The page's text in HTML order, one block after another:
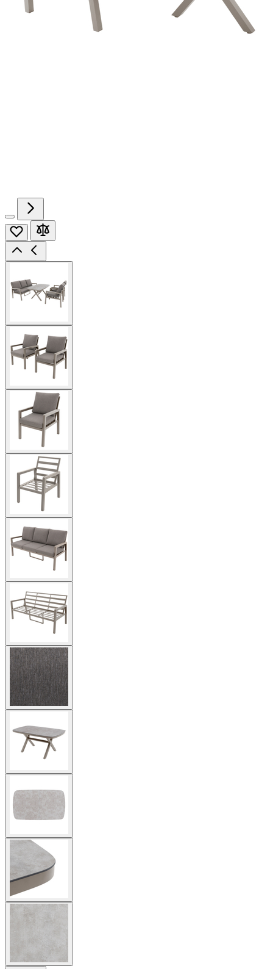
image
larger
image
image
larger
image
larger
image
larger
image
View
larger
image
larger
image
larger
image
image
View
larger